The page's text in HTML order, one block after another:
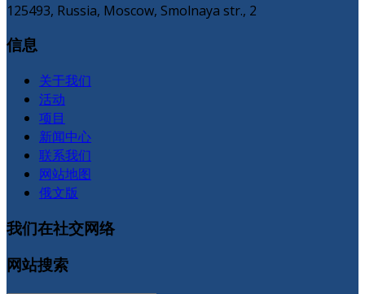
125493, Russia, Moscow, Smolnaya str., 2
信息
关于我们
活动
项目
新闻中心
联系我们
网站地图
俄文版
我们在社交网络
网站搜索